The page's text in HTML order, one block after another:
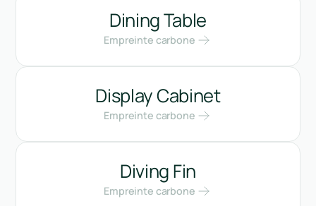
Dining Table
Empreinte carbone
Display Cabinet
Empreinte carbone
Diving Fin
Empreinte carbone